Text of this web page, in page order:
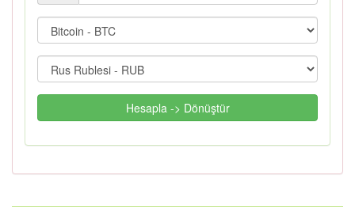
Hesapla -> Dönüştür